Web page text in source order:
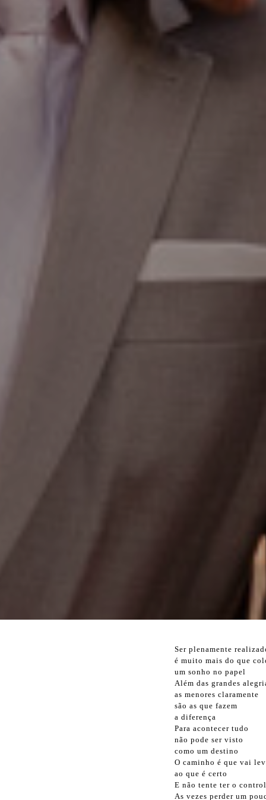
Ser plenamente
é muito mais do que
um sonho no papel
Além das grandes
as menores claramente
são as que fazem
a diferença
Para acontecer tudo
não pode ser visto
como um destino
O caminho é que vai
ao que é certo
E não tente ter o
As vezes perder um